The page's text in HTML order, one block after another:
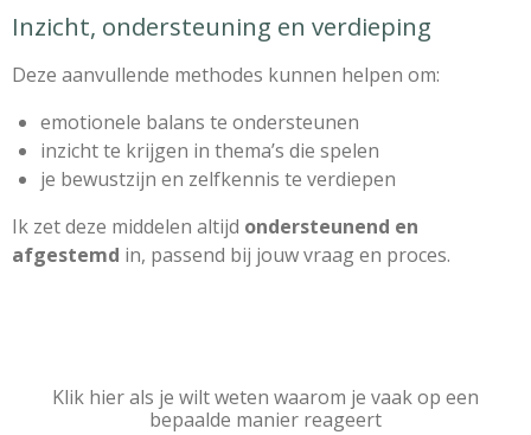
Inzicht, ondersteuning en verdieping
Deze aanvullende methodes kunnen helpen om:
emotionele balans te ondersteunen
inzicht te krijgen in thema’s die spelen
je bewustzijn en zelfkennis te verdiepen
Ik zet deze middelen altijd ondersteunend en
afgestemd in, passend bij jouw vraag en proces.
Klik hier als je wilt weten waarom je vaak op een
bepaalde manier reageert